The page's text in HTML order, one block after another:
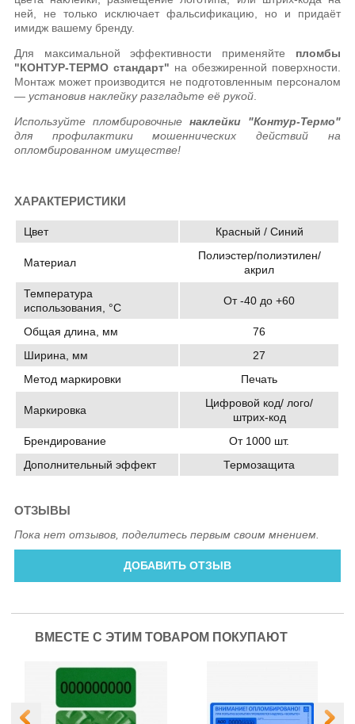
ней, не только исключает фальсификацию, но и придаёт
имидж вашему бренду.
Для максимальной эффективности применяйте пломбы
"КОНТУР-ТЕРМО стандарт" на обезжиренной поверхности.
Монтаж может производится не подготовленным персоналом
— установив наклейку разгладьте её рукой.
Используйте пломбировочные наклейки "Контур-Термо"
для профилактики мошеннических действий на
опломбированном имуществе!
ХАРАКТЕРИСТИКИ
Цвет Красный / Синий
Материал
Полиэстер/полиэтилен/
акрил
Температура
использования, °C
От -40 до +60
Общая длина, мм
76
Ширина, мм
27
Метод маркировки
Печать
Маркировка
Цифровой код/ лого/
штрих-код
Брендирование
От 1000 шт.
Дополнительный эффект
Термозащита
ОТЗЫВЫ
Пока нет отзывов, поделитесь первым своим мнением.
ДОБАВИТЬ ОТЗЫВ
ВМЕСТЕ С ЭТИМ ТОВАРОМ ПОКУПАЮТ